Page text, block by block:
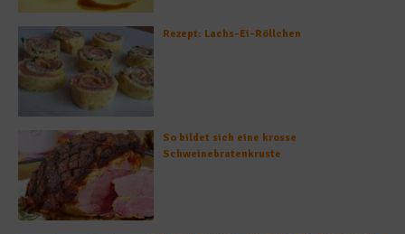
Rezept: Lachs-Ei-Röllchen
So bildet sich eine krosse
Schweinebratenkruste